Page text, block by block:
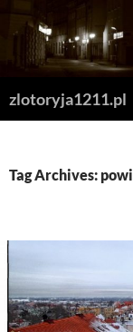
Skip
content
zlotoryja1211.pl
Tag Archives: